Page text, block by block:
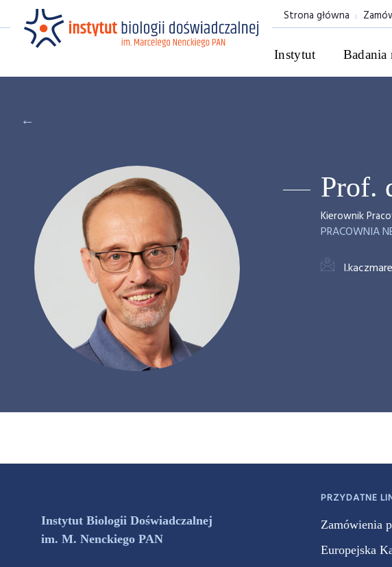
Strona główna
Instytut Badania
←
Prof.
Kierownik
PRACOWNIA
Instytut Biologii Doświadczalnej
im. M. Nenckiego PAN
PRZYDATNE
Zamówienia
Europejska